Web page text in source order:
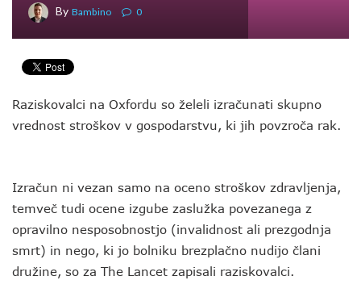
By Bambino 0
Raziskovalci na Oxfordu so želeli izračunati skupno
vrednost stroškov v gospodarstvu, ki jih povzroča rak.
Izračun ni vezan samo na oceno stroškov zdravljenja,
temveč tudi ocene izgube zaslužka povezanega z
opravilno nesposobnostjo (invalidnost ali prezgodnja
smrt) in nego, ki jo bolniku brezplačno nudijo člani
družine, so za The Lancet zapisali raziskovalci.